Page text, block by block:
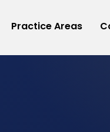
Practice Areas